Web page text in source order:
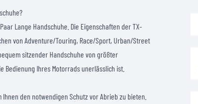
Lange Handschuhe. Die Eigenschaften der TX-
von Adventure/Touring, Race/Sport, Urban/Street
sitzender Handschuhe von größter
Bedienung Ihres Motorrads unerlässlich ist.
den notwendigen Schutz vor Abrieb zu bieten.